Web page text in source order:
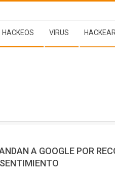
HACKEOS VIRUS
A GOOGLE POR